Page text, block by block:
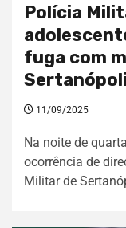
Polícia
fuga com
11/09/2025
Na noite de
ocorrência de
Militar de